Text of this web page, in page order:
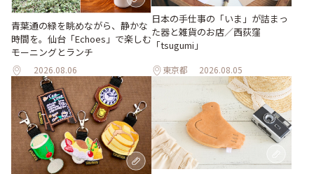
青葉通の緑を眺めながら、静かな
時間を。仙台「Echoes」で楽しむ
モーニングとランチ
2026.08.06
日本の手仕事の「いま」が詰まっ
た器と雑貨のお店／西荻窪
「tsugumi」
東京都 2026.08.05